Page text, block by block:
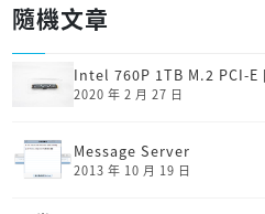
隨機文章
Intel 760P 1TB M.2 PCI-E
2020 年 2 月 27 日
Message Server
2013 年 10 月 19 日